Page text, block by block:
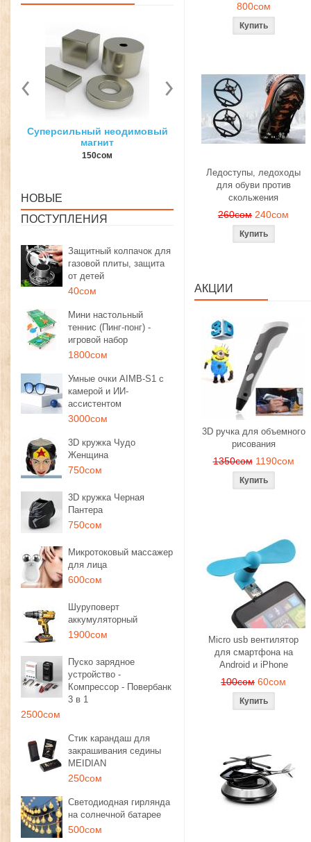
3D ручка для объемного
рисования
1350сом 1190сом
Загуститель волос
27гр
НОВЫЕ
ПОСТУПЛЕНИЯ
Защитный колпачок для
газовой плиты, защита
от детей
40сом
Мини настольный
теннис (Пинг-понг) -
игровой набор
1800сом
Умные очки AIMB-S1 с
камерой и ИИ-
ассистентом
3000сом
3D кружка Чудо
Женщина
750сом
3D кружка Черная
Пантера
750сом
Микротоковый массажер
для лица
600сом
Шуруповерт
аккумуляторный
1900сом
Пуско зарядное
устройство -
Компрессор - Повербанк
3 в 1
2500сом
Стик карандаш для
закрашивания седины
MEIDIAN
250сом
Светодиодная гирлянда
на солнечной батарее
500сом
800сом
Ледоступы, ледоходы
для обуви против
скольжения
260сом 240сом
АКЦИИ
3D ручка для объемного
рисования
1350сом 1190сом
Micro usb вентилятор
для смартфона на
Android и iPhone
100сом 60сом